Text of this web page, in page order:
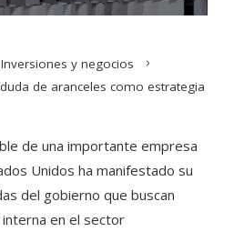
Inversiones y negocios
de aranceles como estrategia
de una importante empresa
Unidos ha manifestado su
del gobierno que buscan
en el sector